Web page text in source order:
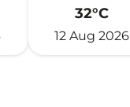
32°C
12 Aug 2026